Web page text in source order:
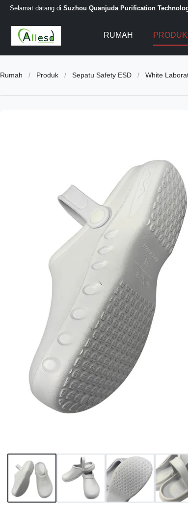
Selamat datang di Suzhou Quanjuda Purification
RUMAH PRODUK
Rumah / Produk / Sepatu Safety ESD / White